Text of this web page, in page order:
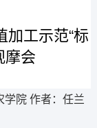
加工示范“标
摩会
学院 作者：任兰